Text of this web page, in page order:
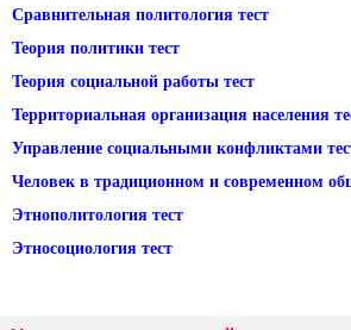
Сравнительная политология тест
Теория политики тест
Теория социальной работы тест
Территориальная организация населения
Управление социальными конфликтами
Человек в традиционном и современном
Этнополитология тест
Этносоциология тест